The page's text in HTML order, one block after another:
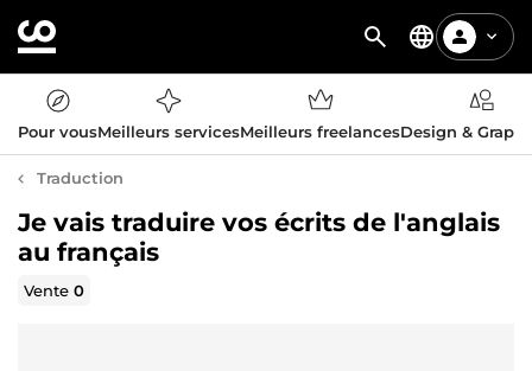
Pour vousMeilleurs servicesMeilleurs freelancesDesign &
Traduction
Je vais traduire vos écrits de l'anglais
au français
Vente0